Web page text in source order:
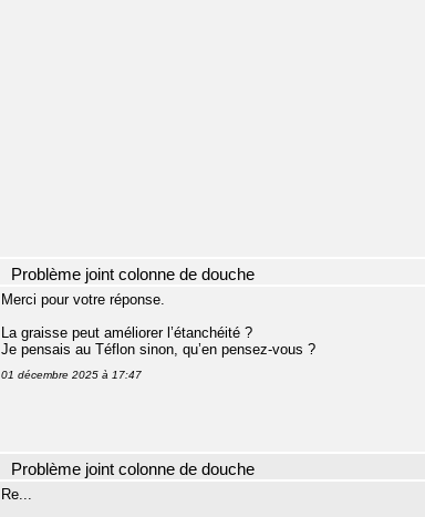
Problème joint colonne de douche
Merci pour votre réponse.
La graisse peut améliorer l’étanchéité ?
Je pensais au Téflon sinon, qu’en pensez-vous ?
01 décembre 2025 à 17:47
Problème joint colonne de douche
Re...